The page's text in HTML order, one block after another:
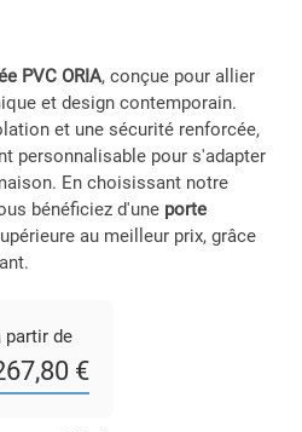
PVC ORIA, conçue pour allier
et design contemporain.
et une sécurité renforcée,
personnalisable pour s'adapter
En choisissant notre
bénéficiez d'une porte
au meilleur prix, grâce
partir de
€